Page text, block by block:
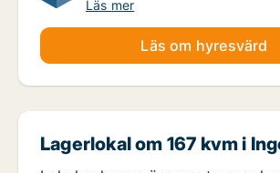
Läs mer
Läs om hyresvärd
Lagerlokal om 167 kvm i